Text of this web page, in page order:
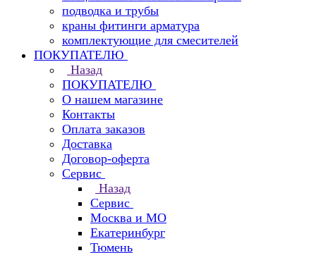
подводка и трубы
краны фитинги арматура
комплектующие для смесителей
ПОКУПАТЕЛЮ
Назад
ПОКУПАТЕЛЮ
О нашем магазине
Контакты
Оплата заказов
Доставка
Договор-оферта
Сервис
Назад
Сервис
Москва и МО
Екатеринбург
Тюмень